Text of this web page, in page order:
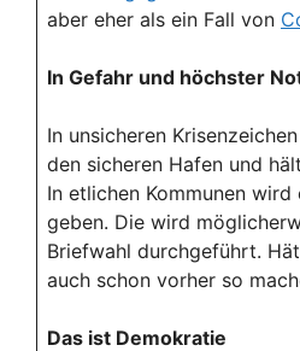
aber eher als ein Fall von
In Gefahr und höchster
In unsicheren
den sicheren Hafen und
In etlichen Kommunen wird
geben. Die wird
Briefwahl durchgeführt.
auch schon vorher so
Das ist Demokratie